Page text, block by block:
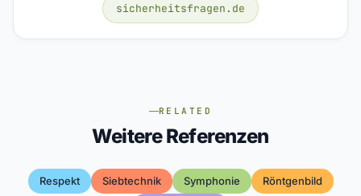
sicherheitsfragen.de
RELATED
Weitere Referenzen
Respekt Siebtechnik Symphonie Röntgenbild